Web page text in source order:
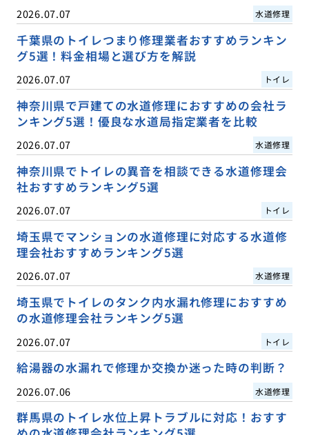
2026.07.07 水道修理
千葉県のトイレつまり修理業者おすすめランキン
グ5選！料金相場と選び方を解説
2026.07.07 トイレ
神奈川県で戸建ての水道修理におすすめの会社ラ
ンキング5選！優良な水道局指定業者を比較
2026.07.07 水道修理
神奈川県でトイレの異音を相談できる水道修理会
社おすすめランキング5選
2026.07.07 トイレ
埼玉県でマンションの水道修理に対応する水道修
理会社おすすめランキング5選
2026.07.07 水道修理
埼玉県でトイレのタンク内水漏れ修理におすすめ
の水道修理会社ランキング5選
2026.07.07 トイレ
給湯器の水漏れで修理か交換か迷った時の判断？
2026.07.06 水道修理
群馬県のトイレ水位上昇トラブルに対応！おすす